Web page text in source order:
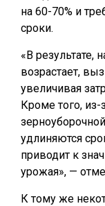
на 60-70% и
сроки.
«В результате,
возрастает,
увеличивая
Кроме того, из-
удлиняются
приводит к
урожая», —
К тому же